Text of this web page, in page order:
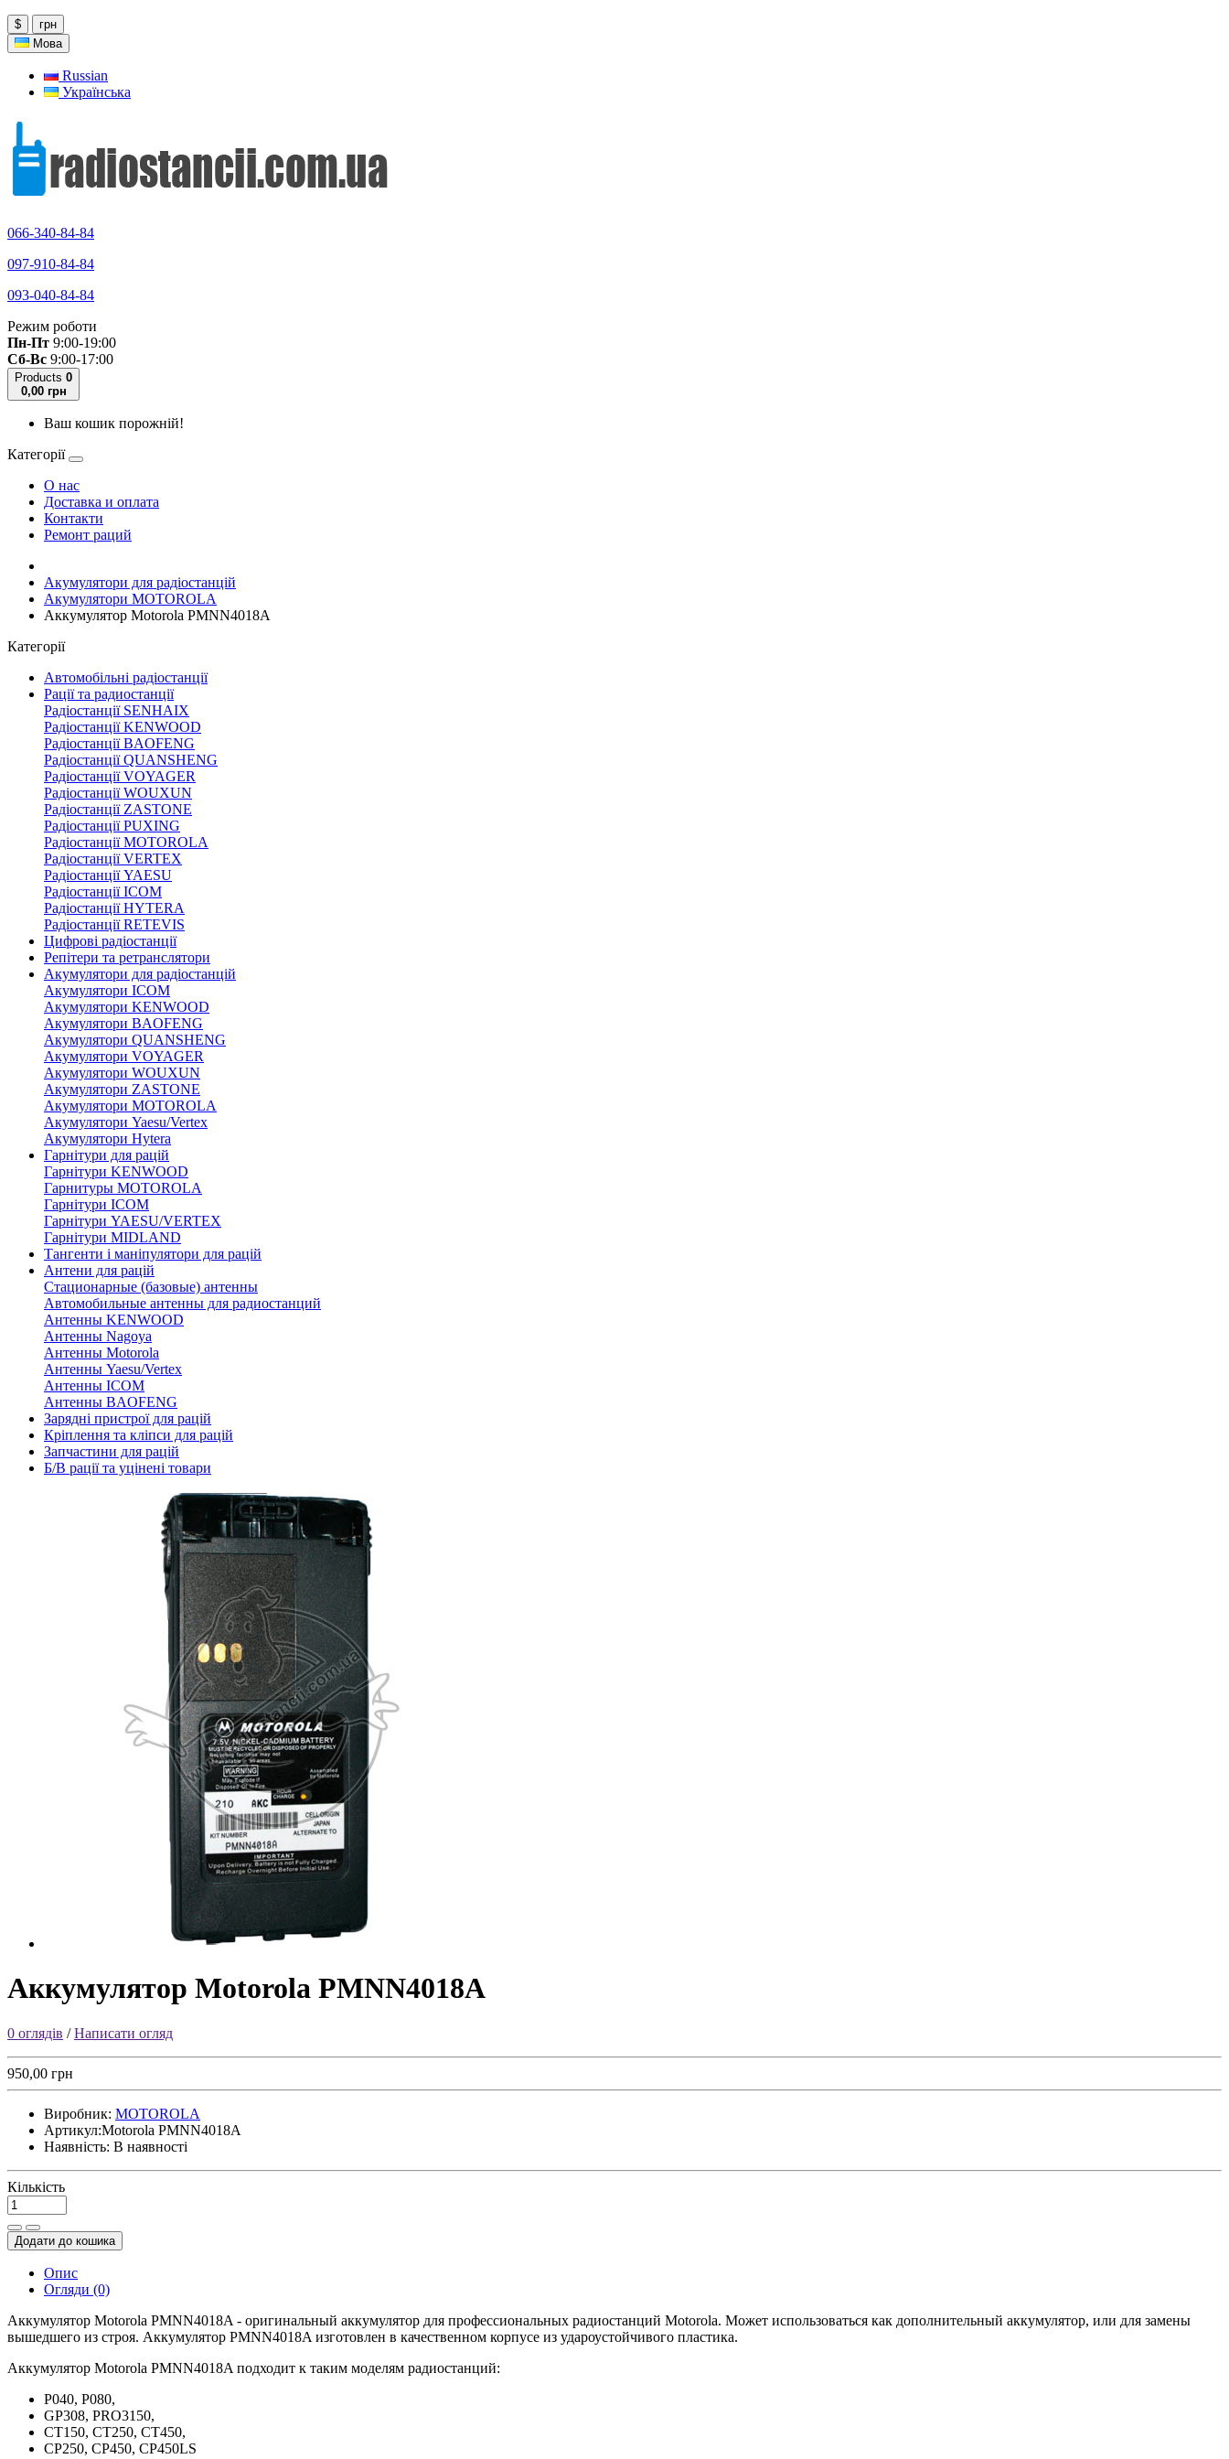
$
грн
Мова
Russian
Українська
066-340-84-84
097-910-84-84
093-040-84-84
Режим роботи
Пн-Пт 9:00-19:00
Сб-Вс 9:00-17:00
Products 0
0,00 грн
Ваш кошик порожній!
Категорії
О нас
Доставка и оплата
Контакти
Ремонт раций
Акумулятори для радіостанцій
Акумулятори MOTOROLA
Аккумулятор Motorola PMNN4018A
Категорії
Автомобільні радіостанції
Рації та радиостанції
Радіостанції SENHAIX
Радіостанції KENWOOD
Радіостанції BAOFENG
Радіостанції QUANSHENG
Радіостанції VOYAGER
Радіостанції WOUXUN
Радіостанції ZASTONE
Радіостанції PUXING
Радіостанції MOTOROLA
Радіостанції VERTEX
Радіостанції YAESU
Радіостанції ICOM
Радіостанції HYTERA
Радіостанції RETEVIS
Цифрові радіостанції
Репітери та ретранслятори
Акумулятори для радіостанцій
Акумулятори ICOM
Акумулятори KENWOOD
Акумулятори BAOFENG
Акумулятори QUANSHENG
Акумулятори VOYAGER
Акумулятори WOUXUN
Акумулятори ZASTONE
Акумулятори MOTOROLA
Акумулятори Yaesu/Vertex
Акумулятори Hytera
Гарнітури для рацій
Гарнітури KENWOOD
Гарнитуры MOTOROLA
Гарнітури ICOM
Гарнітури YAESU/VERTEX
Гарнітури MIDLAND
Тангенти і маніпулятори для рацій
Антени для рацій
Стационарные (базовые) антенны
Автомобильные антенны для радиостанций
Антенны KENWOOD
Антенны Nagoya
Антенны Motorola
Антенны Yaesu/Vertex
Антенны ICOM
Антенны BAOFENG
Зарядні пристрої для рацій
Кріплення та кліпси для рацій
Запчастини для рацій
Б/В рації та уцінені товари
Аккумулятор Motorola PMNN4018A
0 оглядів /Написати огляд
950,00 грн
Виробник: MOTOROLA
Артикул:Motorola PMNN4018A
Наявність: В наявності
Кількість
Додати до кошика
Опис
Огляди (0)
Аккумулятор Motorola PMNN4018A - оригинальный аккумулятор для профессиональных радиостанций Motorola. Может использоваться как дополнительный аккумулятор, или для замены
вышедшего из строя. Аккумулятор PMNN4018A изготовлен в качественном корпусе из удароустойчивого пластика.
Аккумулятор Motorola PMNN4018A подходит к таким моделям радиостанций:
P040, P080,
GP308, PRO3150,
CT150, CT250, CT450,
CP250, CP450, CP450LS